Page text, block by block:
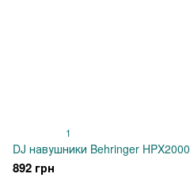
1
DJ навушники Behringer HPX2000
892 грн